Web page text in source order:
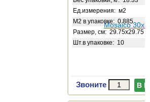
Ед.измерения: м2
М2 в упаковке: 0.885
Размер, см: 29.75x29.75
Шт.в упаковке: 10
Звоните В